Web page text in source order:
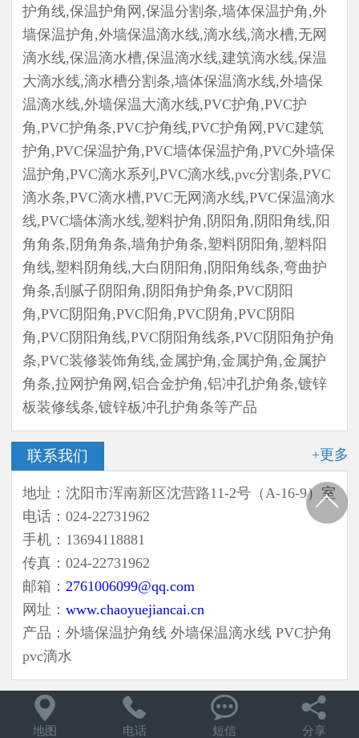
护角线,保温护角网,保温分割条,墙体保温护角,外
墙保温护角,外墙保温滴水线,滴水线,滴水槽,无网
滴水线,保温滴水槽,保温滴水线,建筑滴水线,保温
大滴水线,滴水槽分割条,墙体保温滴水线,外墙保
温滴水线,外墙保温大滴水线,PVC护角,PVC护
角,PVC护角条,PVC护角线,PVC护角网,PVC建筑
护角,PVC保温护角,PVC墙体保温护角,PVC外墙保
温护角,PVC滴水系列,PVC滴水线,pvc分割条,PVC
滴水条,PVC滴水槽,PVC无网滴水线,PVC保温滴水
线,PVC墙体滴水线,塑料护角,阴阳角,阴阳角线,阳
角角条,阴角角条,墙角护角条,塑料阴阳角,塑料阳
角线,塑料阴角线,大白阴阳角,阴阳角线条,弯曲护
角条,刮腻子阴阳角,阴阳角护角条,PVC阴阳
角,PVC阴阳角,PVC阳角,PVC阴角,PVC阴阳
角,PVC阴阳角线,PVC阴阳角线条,PVC阴阳角护角
条,PVC装修装饰角线,金属护角,金属护角,金属护
角条,拉网护角网,铝合金护角,铝冲孔护角条,镀锌
板装修线条,镀锌板冲孔护角条等产品
联系我们 +更多
地址：沈阳市浑南新区沈营路11-2号（A-16-9）室
电话：024-22731962
手机：13694118881
传真：024-22731962
邮箱：2761006099@qq.com
网址：www.chaoyuejiancai.cn
产品：外墙保温护角线 外墙保温滴水线 PVC护角
pvc滴水

地图

电话

短信

分享